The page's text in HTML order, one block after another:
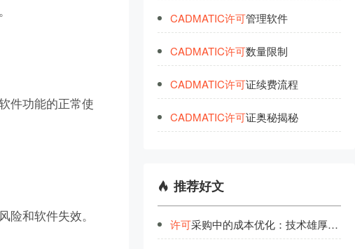
件功能的正常使
和软件失效。
CADMATIC许可管理软件
CADMATIC许可数量限制
CADMATIC许可证续费流程
CADMATIC许可证奥秘揭秘
推荐好文
许可采购中的成本优化：技术雄厚团队的实战经验